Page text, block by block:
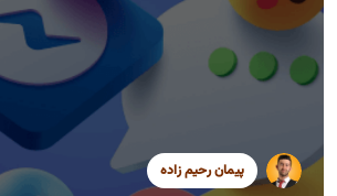
سید محمد موسوی
پیمان رحیم زاده
سید محمد موسوی